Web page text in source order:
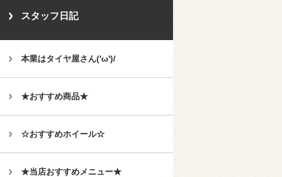
スタッフ日記
本業はタイヤ屋さん('ω')/
★おすすめ商品★
☆おすすめホイール☆
★当店おすすめメニュー★